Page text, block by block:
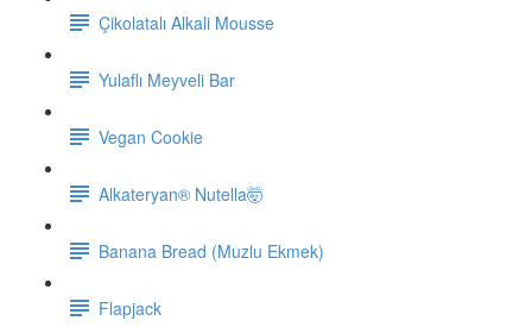
Çikolatalı Alkali Mousse
Yulaflı Meyveli Bar
Vegan Cookie
Alkateryan® Nutella🤯
Banana Bread (Muzlu Ekmek)
Flapjack